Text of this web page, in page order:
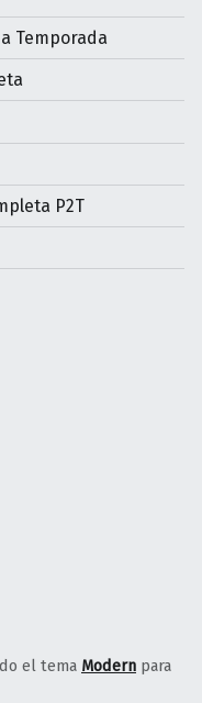
Temporada
P2T
el tema Modern para